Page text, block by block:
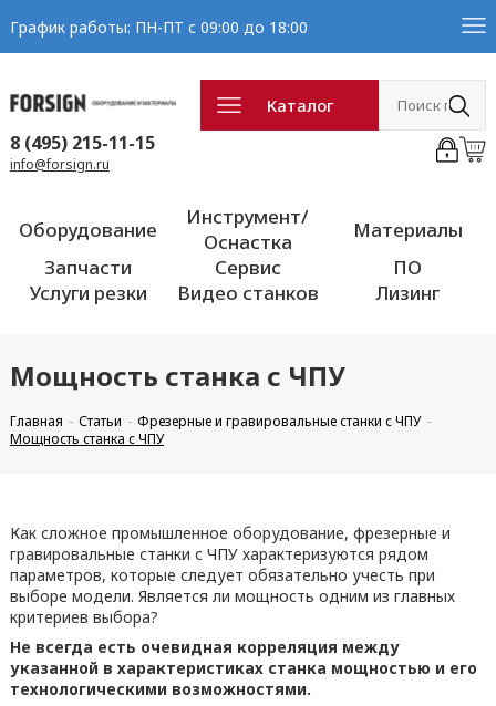
График работы: ПН-ПТ с 09:00 до 18:00
Каталог
8 (495) 215-11-15
info@forsign.ru
Оборудование
Инструмент/
Оснастка
Материалы
Запчасти
Сервис
ПО
Услуги резки
Видео станков Лизинг
Мощность станка с ЧПУ
Главная Статьи
Фрезерные и гравировальные станки с ЧПУ
Мощность станка с ЧПУ
Как сложное промышленное оборудование, фрезерные и
гравировальные станки с ЧПУ характеризуются рядом
параметров, которые следует обязательно учесть при
выборе модели. Является ли мощность одним из главных
критериев выбора?
Не всегда есть очевидная корреляция между
указанной в характеристиках станка мощностью и его
технологическими возможностями.